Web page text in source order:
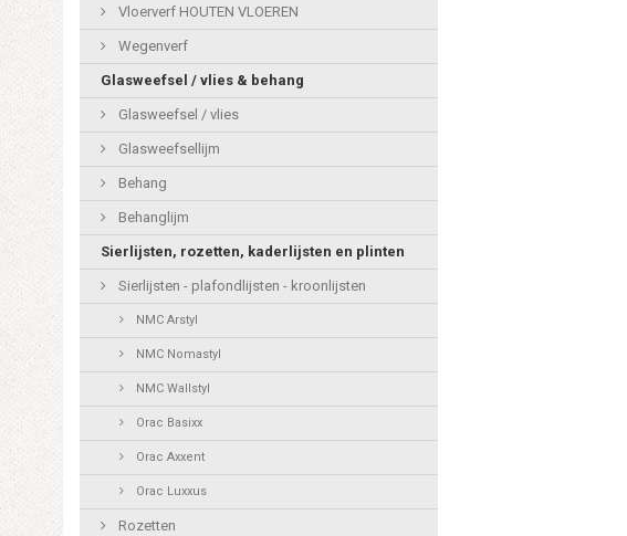
Vloerverf HOUTEN VLOEREN
Wegenverf
Glasweefsel / vlies & behang
Glasweefsel / vlies
Glasweefsellijm
Behang
Behanglijm
Sierlijsten, rozetten, kaderlijsten en plinten
Sierlijsten - plafondlijsten - kroonlijsten
NMC Arstyl
NMC Nomastyl
NMC Wallstyl
Orac Basixx
Orac Axxent
Orac Luxxus
Rozetten